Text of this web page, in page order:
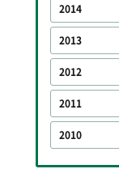
2014
2013
2012
2011
2010